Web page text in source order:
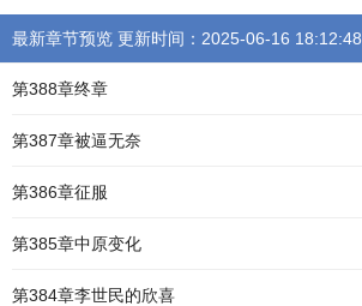
最新章节预览 更新时间：2025-06-16 18:12:48
第388章终章
第387章被逼无奈
第386章征服
第385章中原变化
第384章李世民的欣喜